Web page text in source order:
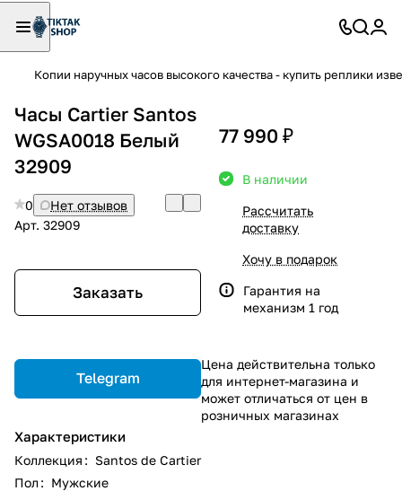
Копии наручных часов высокого качества - купить реплики
Часы Cartier Santos
WGSA0018 Белый
32909
0
Нет отзывов
Арт. 32909
Заказать
Telegram
Характеристики
Коллекция : Santos de Cartier
Пол : Мужские
77 990 ₽
В наличии
Рассчитать
доставку
Хочу в подарок
Гарантия на
механизм 1 год
Цена действительна только
для интернет-магазина и
может отличаться от цен в
розничных магазинах